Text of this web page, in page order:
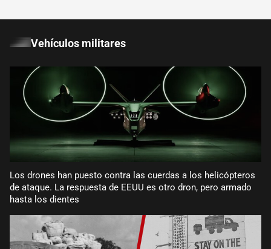
Vehículos militares
Los drones han puesto contra las cuerdas a los helicópteros
de ataque. La respuesta de EEUU es otro dron, pero armado
hasta los dientes